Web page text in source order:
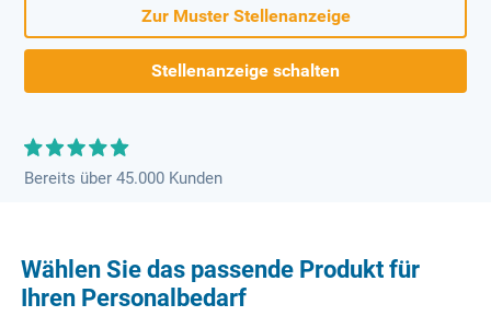
Zur Muster Stellenanzeige
Stellenanzeige schalten
Bereits über 45.000 Kunden
Wählen Sie das passende Produkt für
Ihren Personalbedarf